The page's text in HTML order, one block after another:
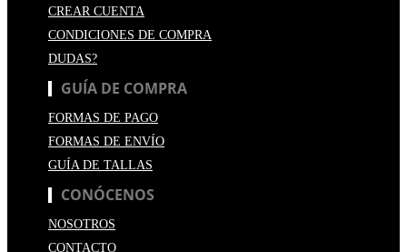
CREAR CUENTA
CONDICIONES DE COMPRA
DUDAS?
GUÍA DE COMPRA
FORMAS DE PAGO
FORMAS DE ENVÍO
GUÍA DE TALLAS
CONÓCENOS
NOSOTROS
CONTACTO